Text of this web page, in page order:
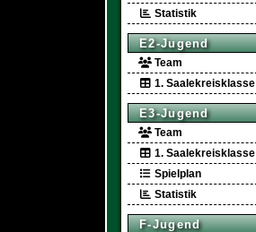
Statistik
E2-Jugend
Team
1. Saalekreisklasse
E3-Jugend
Team
1. Saalekreisklasse
Spielplan
Statistik
F-Jugend